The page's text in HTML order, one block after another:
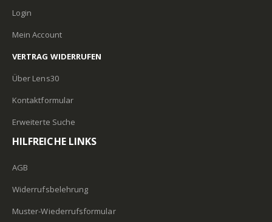
Login
Mein Account
VERTRAG WIDERRUFEN
Über Lens30
Kontaktformular
Erweiterte Suche
HILFREICHE LINKS
AGB
Widerrufsbelehrung
Muster-Wiederrufsformular